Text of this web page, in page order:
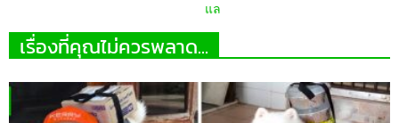
แล
เรื่องที่คุณไม่ควรพลาด...